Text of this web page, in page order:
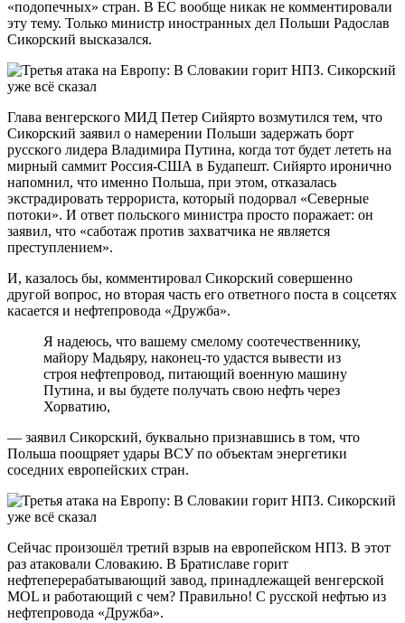
«подопечных» стран. В ЕС вообще никак не комментировали
эту тему. Только министр иностранных дел Польши Радослав
Сикорский высказался.
Глава венгерского МИД Петер Сийярто возмутился тем, что
Сикорский заявил о намерении Польши задержать борт
русского лидера Владимира Путина, когда тот будет лететь на
мирный саммит Россия-США в Будапешт. Сийярто иронично
напомнил, что именно Польша, при этом, отказалась
экстрадировать террориста, который подорвал «Северные
потоки». И ответ польского министра просто поражает: он
заявил, что «саботаж против захватчика не является
преступлением».
И, казалось бы, комментировал Сикорский совершенно
другой вопрос, но вторая часть его ответного поста в соцсетях
касается и нефтепровода «Дружба».
Я надеюсь, что вашему смелому соотечественнику,
майору Мадьяру, наконец‑то удастся вывести из
строя нефтепровод, питающий военную машину
Путина, и вы будете получать свою нефть через
Хорватию,
— заявил Сикорский, буквально признавшись в том, что
Польша поощряет удары ВСУ по объектам энергетики
соседних европейских стран.
Сейчас произошёл третий взрыв на европейском НПЗ. В этот
раз атаковали Словакию. В Братиславе горит
нефтеперерабатывающий завод, принадлежащей венгерской
MOL и работающий с чем? Правильно! С русской нефтью из
нефтепровода «Дружба».